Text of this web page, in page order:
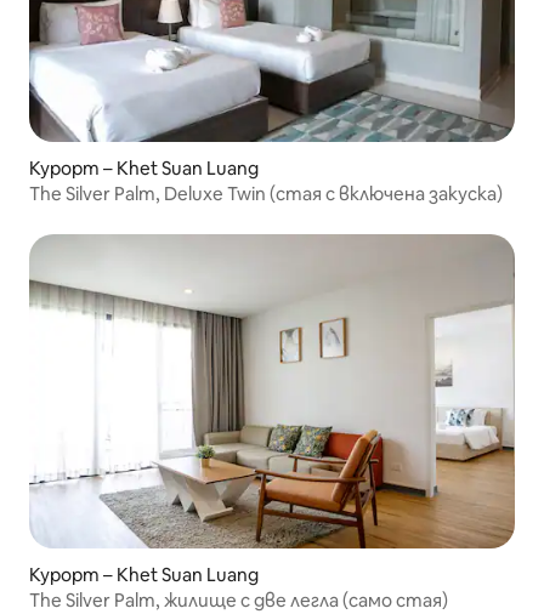
Курорт – Khet Suan Luang
The Silver Palm, Deluxe Twin (стая с включена закуска)
Курорт – Khet Suan Luang
The Silver Palm, жилище с две легла (само стая)